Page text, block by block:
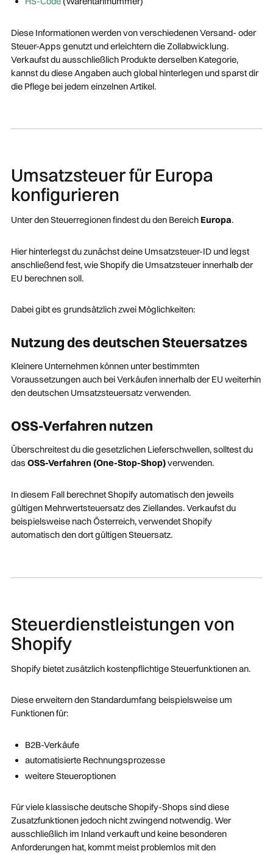
Diese Informationen werden von verschiedenen Versand- oder
Steuer-Apps genutzt und erleichtern die Zollabwicklung.
Verkaufst du ausschließlich Produkte derselben Kategorie,
kannst du diese Angaben auch global hinterlegen und sparst dir
die Pflege bei jedem einzelnen Artikel.
Umsatzsteuer für Europa
konfigurieren
Unter den Steuerregionen findest du den BereichEuropa.
Hier hinterlegst du zunächst deine Umsatzsteuer-ID und legst
anschließend fest, wie Shopify die Umsatzsteuer innerhalb der
EU berechnen soll.
Dabei gibt es grundsätzlich zwei Möglichkeiten:
Nutzung des deutschen Steuersatzes
Kleinere Unternehmen können unter bestimmten
Voraussetzungen auch bei Verkäufen innerhalb der EU weiterhin
den deutschen Umsatzsteuersatz verwenden.
OSS-Verfahren nutzen
Überschreitest du die gesetzlichen Lieferschwellen, solltest du
dasOSS-Verfahren (One-Stop-Shop)verwenden.
In diesem Fall berechnet Shopify automatisch den jeweils
gültigen Mehrwertsteuersatz des Ziellandes. Verkaufst du
beispielsweise nach Österreich, verwendet Shopify
automatisch den dort gültigen Steuersatz.
Steuerdienstleistungen von
Shopify
Shopify bietet zusätzlich kostenpflichtige Steuerfunktionen an.
Diese erweitern den Standardumfang beispielsweise um
Funktionen für:
B2B-Verkäufe
automatisierte Rechnungsprozesse
weitere Steueroptionen
Für viele klassische deutsche Shopify-Shops sind diese
Zusatzfunktionen jedoch nicht zwingend notwendig. Wer
ausschließlich im Inland verkauft und keine besonderen
Anforderungen hat, kommt meist problemlos mit den